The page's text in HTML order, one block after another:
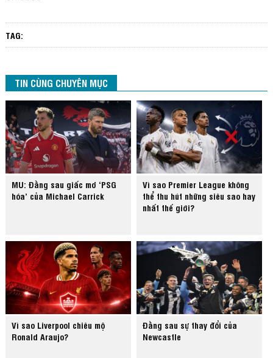
TAG:
TIN CÙNG CHUYÊN MỤC
MU: Đằng sau giấc mơ ‘PSG
hóa’ của Michael Carrick
Vì sao Premier League không
thể thu hút những siêu sao hay
nhất thế giới?
Vì sao Liverpool chiêu mộ
Ronald Araujo?
Đằng sau sự thay đổi của
Newcastle